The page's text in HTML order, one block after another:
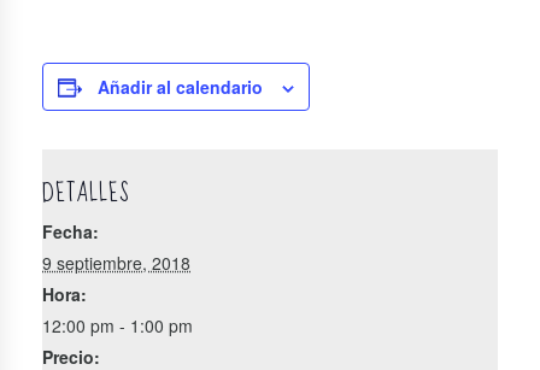
Añadir al calendario
DETALLES
Fecha:
9 septiembre, 2018
Hora:
12:00 pm - 1:00 pm
Precio: